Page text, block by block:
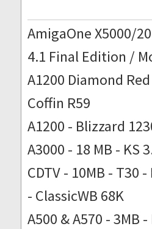
AmigaOne X5000/
4.1 Final Edition /
A1200 Diamond
Coffin R59
A1200 - Blizzard
A3000 - 18 MB - KS
CDTV - 10MB - T30
- ClassicWB 68K
A500 & A570 - 3MB